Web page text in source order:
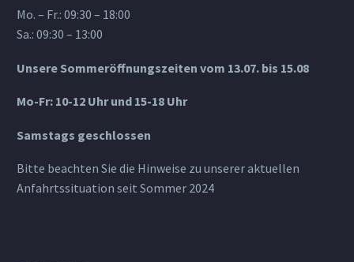
Mo. – Fr.: 09:30 – 18:00
Sa.: 09:30 – 13:00
Unsere Sommeröffnungszeiten vom 13.07. bis 15.08
Mo-Fr: 10-12 Uhr und 15-18 Uhr
Samstags geschlossen
Bitte beachten Sie die Hinweise zu unserer aktuellen
Anfahrtssituation seit Sommer 2024